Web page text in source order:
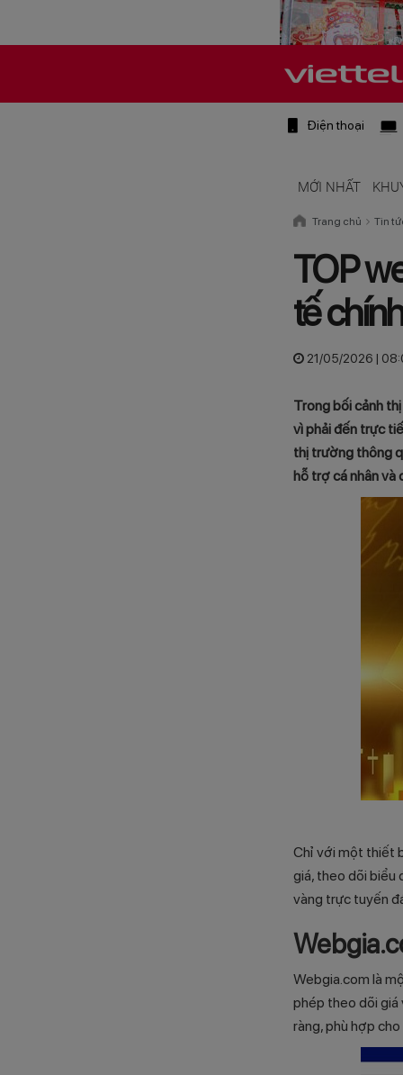
Điện thoại
MỚI NHẤT
Trang chủ Tin
TOP
tế
21/05/2026 |
Trong bối cảnh
vì phải đến trực
thị trường thông
hỗ trợ cá nhân và
Chỉ với một thiết
giá, theo dõi biểu
vàng trực tuyến
Webgia.com là
phép theo dõi giá
ràng, phù hợp